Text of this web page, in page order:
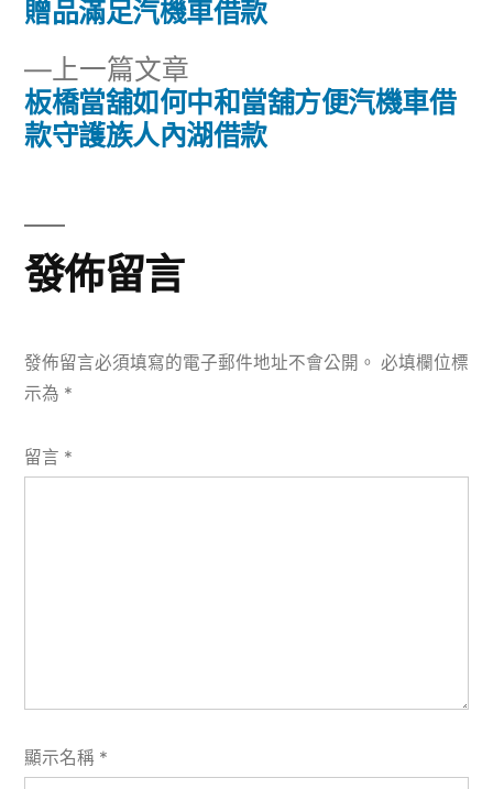
導
覽
上一篇文章
一
篇
板橋當舖如何中和當舖方便汽機車借
款守護族人內湖借款
篇
贈品滿足汽機車借款
發佈留言
發佈留言必須填寫的電子郵件地址不會公開。 必填欄位標
示為 *
留言 *
顯示名稱 *